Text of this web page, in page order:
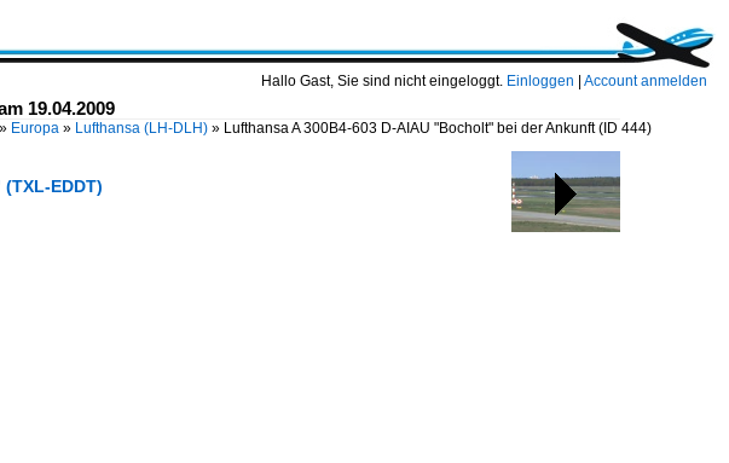
Hallo Gast, Sie sind nicht eingeloggt. Einloggen Account anmelden
19.04.2009
» Europa » Lufthansa (LH-DLH) » Lufthansa A 300B4-603 D-AIAU "Bocholt" bei der Ankunft(ID 444)
EDDT)